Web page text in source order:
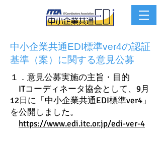
中小企業共通EDI標準ver4の認証
基準（案）に関する意見公募
１．意見公募実施の主旨・目的
ITコーディネータ協会として、9月
12日に「中小企業共通EDI標準ver4」
を公開しました。
https://www.edi.itc.or.jp/edi-ver-4